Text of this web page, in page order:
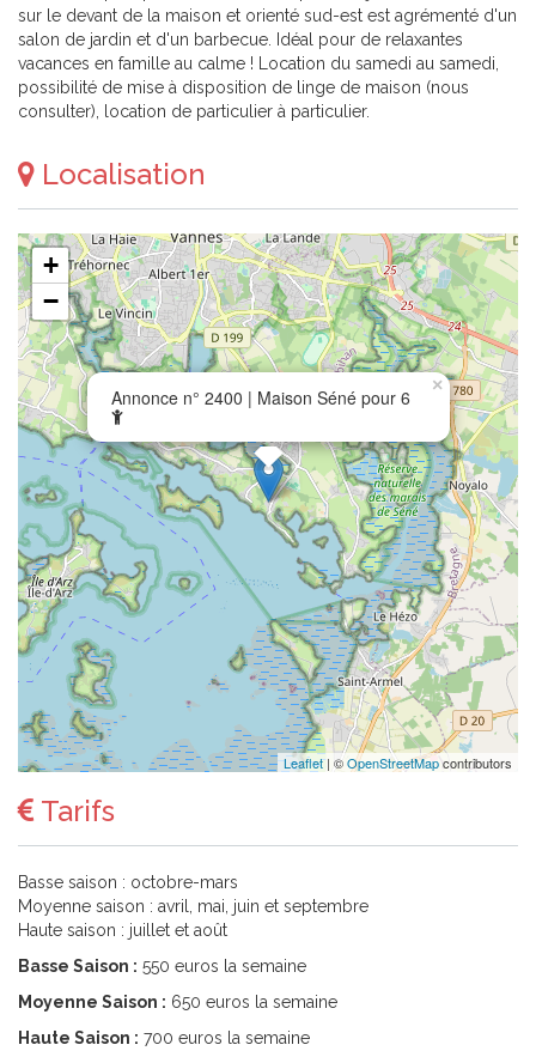
sur le devant de la maison et orienté sud-est est agrémenté d'un
salon de jardin et d'un barbecue. Idéal pour de relaxantes
vacances en famille au calme ! Location du samedi au samedi,
possibilité de mise à disposition de linge de maison (nous
consulter), location de particulier à particulier.
Localisation
Annonce n° 2400 | Maison Séné pour 6
×
+
−
Leaflet| ©OpenStreetMapcontributors
Tarifs
Basse saison : octobre-mars
Moyenne saison : avril, mai, juin et septembre
Haute saison : juillet et août
Basse Saison : 550 euros la semaine
Moyenne Saison : 650 euros la semaine
Haute Saison : 700 euros la semaine